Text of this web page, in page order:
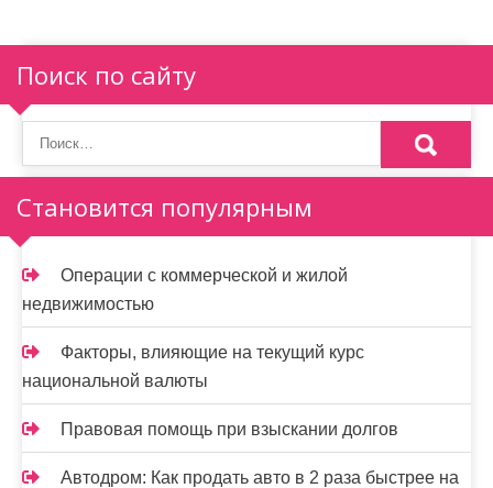
и
я
п
о
з
а
п
и
с
я
м
Поиск по сайту
Становится популярным
Операции с коммерческой и жилой
недвижимостью
Факторы, влияющие на текущий курс
национальной валюты
Правовая помощь при взыскании долгов
Автодром: Как продать авто в 2 раза быстрее на